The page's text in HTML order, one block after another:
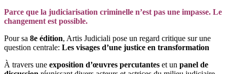
Parce que la judiciarisation criminelle n’est pas une impasse. Le
changement est possible.
Pour sa 8e édition, Artis Judiciali pose un regard critique sur une
question centrale: Les visages d’une justice en transformation
À travers une exposition d’œuvres percutantes et un panel de